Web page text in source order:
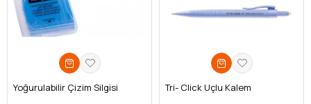
Yoğurulabilir Çizim Silgisi Tri- Click Uçlu Kalem